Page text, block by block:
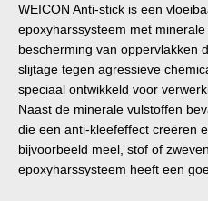
WEICON Anti-stick is een
epoxyharssysteem met
bescherming van oppervlakken
slijtage tegen agressieve
speciaal ontwikkeld voor
Naast de minerale vulstoffen
die een anti-kleefeffect creëren
bijvoorbeeld meel, stof of
epoxyharssysteem heeft een